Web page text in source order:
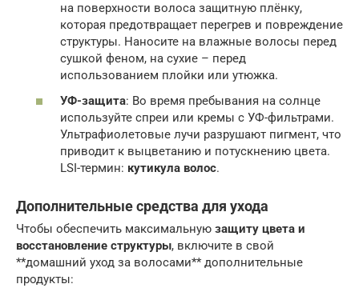
на поверхности волоса защитную плёнку,
которая предотвращает перегрев и повреждение
структуры. Наносите на влажные волосы перед
сушкой феном, на сухие – перед
использованием плойки или утюжка.
УФ-защита: Во время пребывания на солнце
используйте спреи или кремы с УФ-фильтрами.
Ультрафиолетовые лучи разрушают пигмент, что
приводит к выцветанию и потускнению цвета.
LSI-термин: кутикула волос.
Дополнительные средства для ухода
Чтобы обеспечить максимальную защиту цвета и
восстановление структуры, включите в свой
**домашний уход за волосами** дополнительные
продукты: